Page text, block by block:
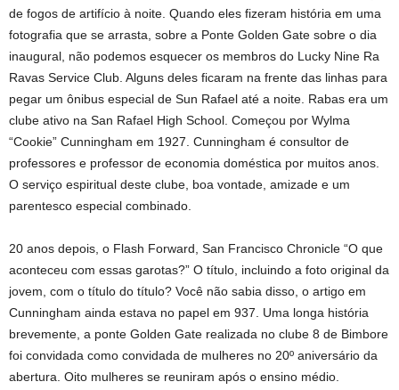
de fogos de artifício à noite. Quando eles fizeram história em uma
fotografia que se arrasta, sobre a Ponte Golden Gate sobre o dia
inaugural, não podemos esquecer os membros do Lucky Nine Ra
Ravas Service Club. Alguns deles ficaram na frente das linhas para
pegar um ônibus especial de Sun Rafael até a noite. Rabas era um
clube ativo na San Rafael High School. Começou por Wylma
“Cookie” Cunningham em 1927. Cunningham é consultor de
professores e professor de economia doméstica por muitos anos.
O serviço espiritual deste clube, boa vontade, amizade e um
parentesco especial combinado.
20 anos depois, o Flash Forward, San Francisco Chronicle “O que
aconteceu com essas garotas?” O título, incluindo a foto original da
jovem, com o título do título? Você não sabia disso, o artigo em
Cunningham ainda estava no papel em 937. Uma longa história
brevemente, a ponte Golden Gate realizada no clube 8 de Bimbore
foi convidada como convidada de mulheres no 20º aniversário da
abertura. Oito mulheres se reuniram após o ensino médio.